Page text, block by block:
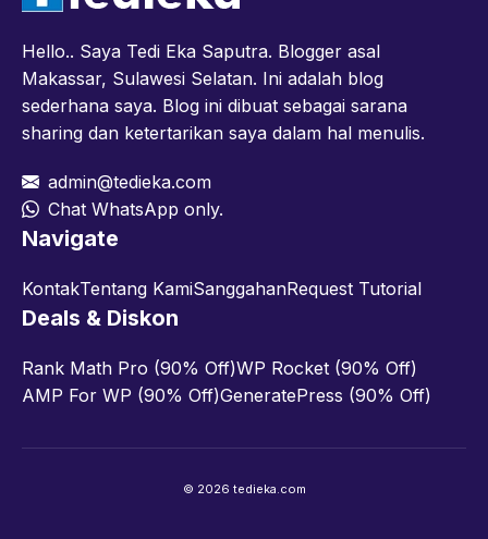
Hello.. Saya Tedi Eka Saputra. Blogger asal
Makassar, Sulawesi Selatan. Ini adalah blog
sederhana saya. Blog ini dibuat sebagai sarana
sharing dan ketertarikan saya dalam hal menulis.
admin@tedieka.com
Chat WhatsApp only.
Navigate
KontakTentang KamiSanggahanRequest Tutorial
Deals & Diskon
Rank Math Pro (90% Off)WP Rocket (90% Off)
AMP For WP (90% Off)GeneratePress (90% Off)
© 2026 tedieka.com